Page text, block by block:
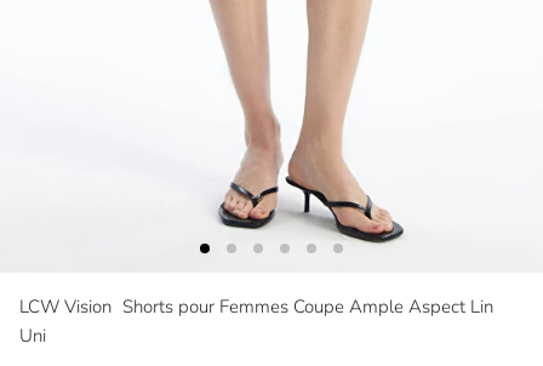
LCW Vision Shorts pour Femmes Coupe Ample Aspect Lin
Uni